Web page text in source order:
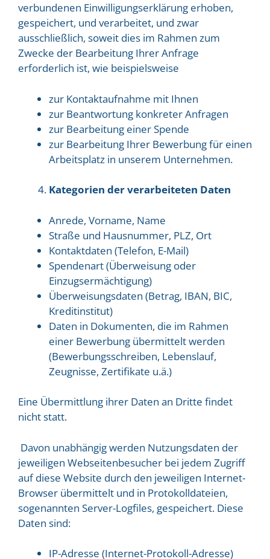
verbundenen Einwilligungserklärung erhoben,
gespeichert, und verarbeitet, und zwar
ausschließlich, soweit dies im Rahmen zum
Zwecke der Bearbeitung Ihrer Anfrage
erforderlich ist, wie beispielsweise
zur Kontaktaufnahme mit Ihnen
zur Beantwortung konkreter Anfragen
zur Bearbeitung einer Spende
zur Bearbeitung Ihrer Bewerbung für einen
Arbeitsplatz in unserem Unternehmen.
Kategorien der verarbeiteten Daten
Anrede, Vorname, Name
Straße und Hausnummer, PLZ, Ort
Kontaktdaten (Telefon, E-Mail)
Spendenart (Überweisung oder
Einzugsermächtigung)
Überweisungsdaten (Betrag, IBAN, BIC,
Kreditinstitut)
Daten in Dokumenten, die im Rahmen
einer Bewerbung übermittelt werden
(Bewerbungsschreiben, Lebenslauf,
Zeugnisse, Zertifikate u.ä.)
Eine Übermittlung ihrer Daten an Dritte findet
nicht statt.
Davon unabhängig werden Nutzungsdaten der
jeweiligen Webseitenbesucher bei jedem Zugriff
auf diese Website durch den jeweiligen Internet-
Browser übermittelt und in Protokolldateien,
sogenannten Server-Logfiles, gespeichert. Diese
Daten sind:
IP-Adresse (Internet-Protokoll-Adresse)